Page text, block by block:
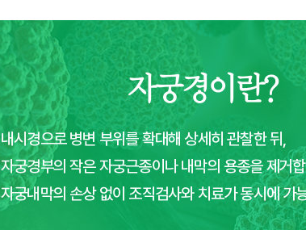
자궁경이란?
내시경으로 병변 부위를 확대해 상세히 관찰한 뒤,
자궁경부의 작은 자궁근종이나 내막의 용종을 제거
자궁내막의 손상 없이 조직검사와 치료가 동시에 가